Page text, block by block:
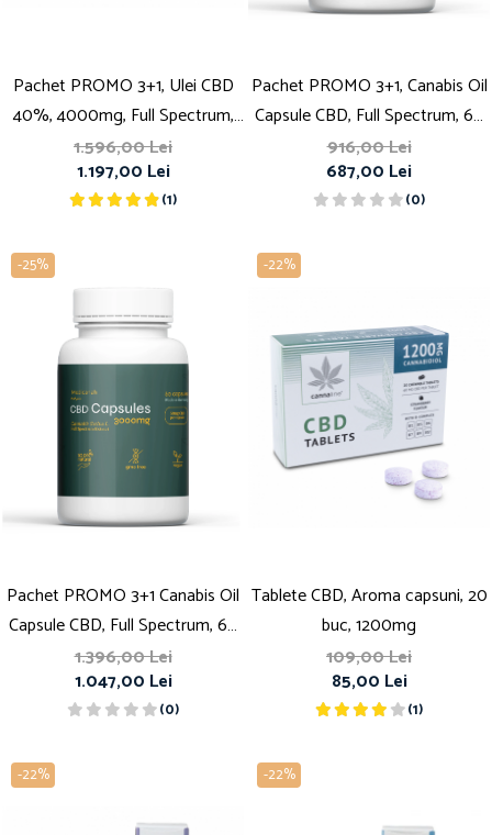
Pachet PROMO 3+1, Ulei CBD
40%, 4000mg, Full Spectrum,
Premium, 10ml
1.596,00 Lei
1.197,00 Lei
(1)
Pachet PROMO 3+1, Canabis Oil
Capsule CBD, Full Spectrum, 60
capsule, 25mg (1500mg)
916,00 Lei
687,00 Lei
(0)
-25%
Pachet PROMO 3+1 Canabis Oil
Capsule CBD, Full Spectrum, 60
capsule, 50mg (3000mg)
1.396,00 Lei
1.047,00 Lei
(0)
-22%
Tablete CBD, Aroma capsuni, 20
buc, 1200mg
109,00 Lei
85,00 Lei
(1)
-22% -22%